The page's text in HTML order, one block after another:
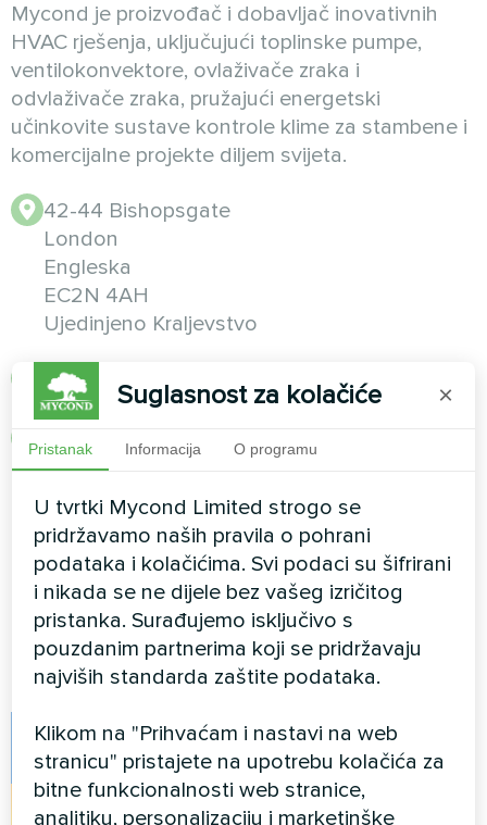
Mycond je proizvođač i dobavljač inovativnih
HVAC rješenja, uključujući toplinske pumpe,
ventilokonvektore, ovlaživače zraka i
odvlaživače zraka, pružajući energetski
učinkovite sustave kontrole klime za stambene i
komercijalne projekte diljem svijeta.
42-44 Bishopsgate
London
Engleska
EC2N 4AH
Ujedinjeno Kraljevstvo
+48 502 121 397
info@mycond.eu
info@mycond.co.uk
Pon–Pet 9:00–18:00, Sub 10:00–14:00
Follow us
Facebook
Instagram
Suglasnost za kolačiće ×
Pristanak Informacija O programu
U tvrtki Mycond Limited strogo se
pridržavamo naših pravila o pohrani
podataka i kolačićima. Svi podaci su šifrirani
i nikada se ne dijele bez vašeg izričitog
pristanka. Surađujemo isključivo s
pouzdanim partnerima koji se pridržavaju
najviših standarda zaštite podataka.
Klikom na "Prihvaćam i nastavi na web
stranicu" pristajete na upotrebu kolačića za
bitne funkcionalnosti web stranice,
analitiku, personalizaciju i marketinške